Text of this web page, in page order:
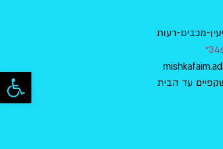
עד הבית
פתח